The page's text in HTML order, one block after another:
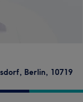
, Berlin, 10719